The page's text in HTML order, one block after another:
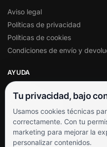
Aviso legal
Políticas de privacidad
Políticas de cookies
Condiciones de envío y
AYUDA
Soporte al cliente
Contacto
Términos y condiciones
Preguntas frecuentes
Tu privacidad, bajo
Usamos cookies técnicas
correctamente. Con tu
marketing para mejorar la
personalizar contenidos.